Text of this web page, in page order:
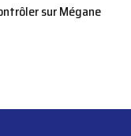
sur Mégane